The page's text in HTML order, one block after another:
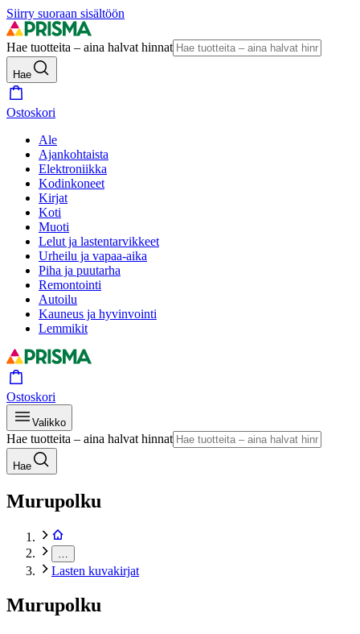
Siirry suoraan sisältöön
Hae tuotteita – aina halvat hinnat
Hae
Ostoskori
Ale
Ajankohtaista
Elektroniikka
Kodinkoneet
Kirjat
Koti
Muoti
Lelut ja lastentarvikkeet
Urheilu ja vapaa-aika
Piha ja puutarha
Remontointi
Autoilu
Kauneus ja hyvinvointi
Lemmikit
Ostoskori
Valikko
Hae tuotteita – aina halvat hinnat
Hae
Murupolku
Lasten kuvakirjat
Murupolku